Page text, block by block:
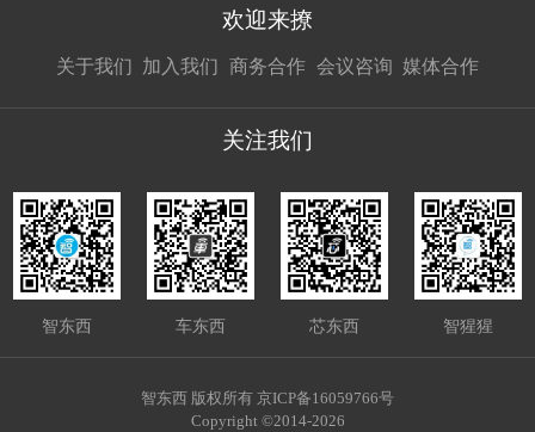
欢迎来撩
关于我们 加入我们
接扔简历
商务合作
接开聊
会议咨询 媒体合作
接开聊
关注我们
智东西 车东西 芯东西 智猩猩
智东西 版权所有 京ICP备16059766号
Copyright ©2014-2026